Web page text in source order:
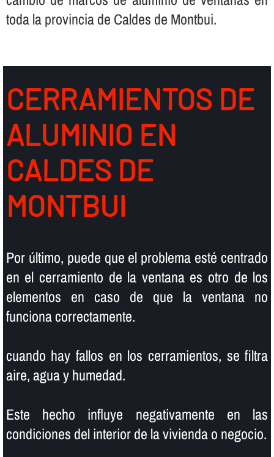
toda la provincia de Caldes de Montbui.
CERRAMIENTOS DE
ALUMINIO EN
CALDES DE
MONTBUI
Por último, puede que el problema esté centrado
en el cerramiento de la ventana es otro de los
elementos en caso de que la ventana no
funciona correctamente.
cuando hay fallos en los cerramientos, se filtra
aire, agua y humedad.
Este hecho influye negativamente en las
condiciones del interior de la vivienda o negocio.